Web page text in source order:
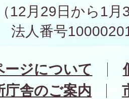
（12月29日から1
法人番号
ージについて
庁舎のご案内